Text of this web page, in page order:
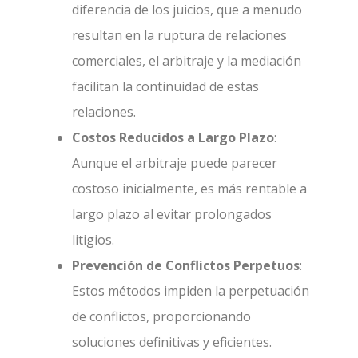
diferencia de los juicios, que a menudo
resultan en la ruptura de relaciones
comerciales, el arbitraje y la mediación
facilitan la continuidad de estas
relaciones.
Costos Reducidos a Largo Plazo:
Aunque el arbitraje puede parecer
costoso inicialmente, es más rentable a
largo plazo al evitar prolongados
litigios.
Prevención de Conflictos Perpetuos:
Estos métodos impiden la perpetuación
de conflictos, proporcionando
soluciones definitivas y eficientes.